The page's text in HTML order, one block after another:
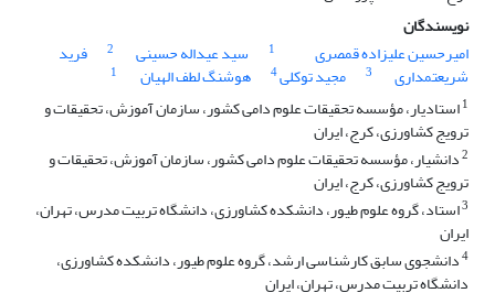
نویسندگان
امیرحسین علیزاده قمصری
1 سید عیداله حسینی 2 فرید
شریعتمداری 3 مجید توکلی4 هوشنگ لطف الهیان
1
1استادیار، مؤسسه تحقیقات علوم دامی کشور، سازمان آموزش، تحقیقات و
ترویج کشاورزی، کرج، ایران
2دانشیار، مؤسسه تحقیقات علوم دامی کشور، سازمان آموزش، تحقیقات و
ترویج کشاورزی، کرج، ایران
3استاد، گروه علوم طیور، دانشکده کشاورزی، دانشگاه تربیت مدرس، تهران،
ایران
4دانشجوی سابق کارشناسی ارشد، گروه علوم طیور، دانشکده کشاورزی،
دانشگاه تربیت مدرس، تهران، ایران